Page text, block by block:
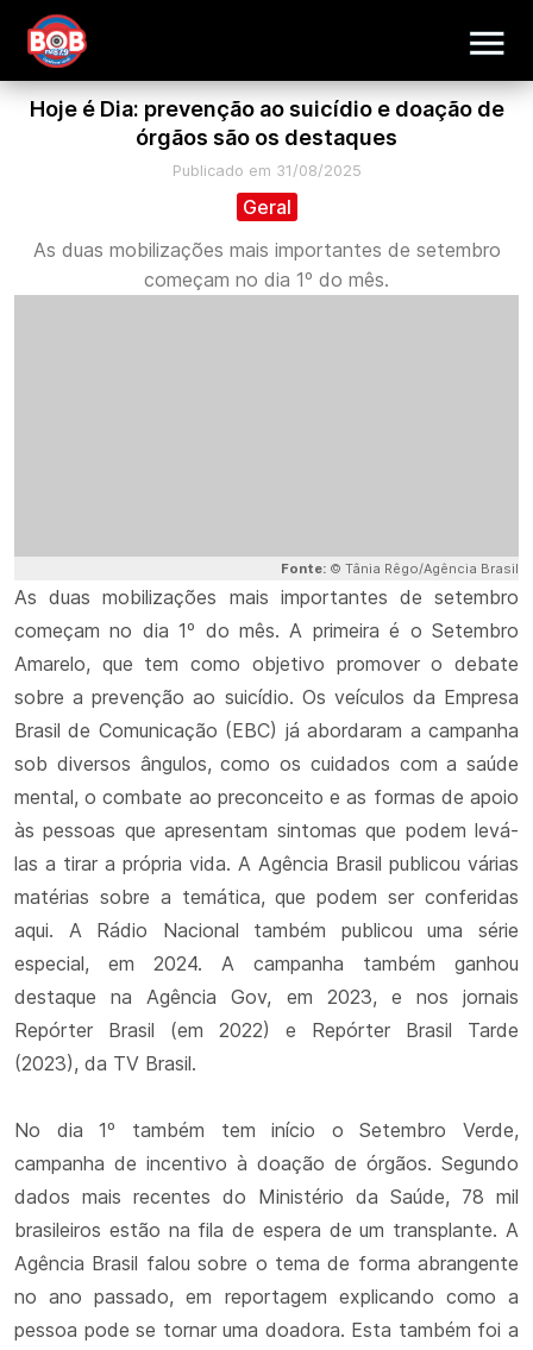
Hoje é Dia: prevenção ao suicídio e doação de
órgãos são os destaques
Publicado em 31/08/2025
Geral
As duas mobilizações mais importantes de setembro
começam no dia 1º do mês.
Fonte: © Tânia Rêgo/Agência Brasil
As duas mobilizações mais importantes de setembro
começam no dia 1º do mês. A primeira é o Setembro
Amarelo, que tem como objetivo promover o debate
sobre a prevenção ao suicídio. Os veículos da Empresa
Brasil de Comunicação (EBC) já abordaram a campanha
sob diversos ângulos, como os cuidados com a saúde
mental, o combate ao preconceito e as formas de apoio
às pessoas que apresentam sintomas que podem levá-
las a tirar a própria vida. A Agência Brasil publicou várias
matérias sobre a temática, que podem ser conferidas
aqui. A Rádio Nacional também publicou uma série
especial, em 2024. A campanha também ganhou
destaque na Agência Gov, em 2023, e nos jornais
Repórter Brasil (em 2022) e Repórter Brasil Tarde
(2023), da TV Brasil.
No dia 1º também tem início o Setembro Verde,
campanha de incentivo à doação de órgãos. Segundo
dados mais recentes do Ministério da Saúde, 78 mil
brasileiros estão na fila de espera de um transplante. A
Agência Brasil falou sobre o tema de forma abrangente
no ano passado, em reportagem explicando como a
pessoa pode se tornar uma doadora. Esta também foi a